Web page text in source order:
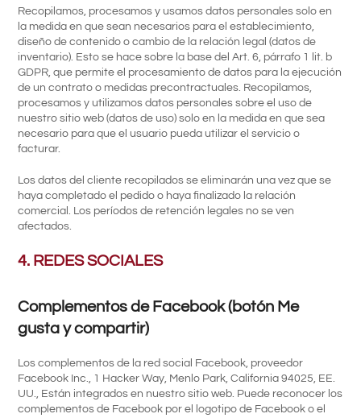
Recopilamos, procesamos y usamos datos personales solo en
la medida en que sean necesarios para el establecimiento,
diseño de contenido o cambio de la relación legal (datos de
inventario). Esto se hace sobre la base del Art. 6, párrafo 1 lit. b
GDPR, que permite el procesamiento de datos para la ejecución
de un contrato o medidas precontractuales. Recopilamos,
procesamos y utilizamos datos personales sobre el uso de
nuestro sitio web (datos de uso) solo en la medida en que sea
necesario para que el usuario pueda utilizar el servicio o
facturar.
Los datos del cliente recopilados se eliminarán una vez que se
haya completado el pedido o haya finalizado la relación
comercial. Los períodos de retención legales no se ven
afectados.
4. REDES SOCIALES
Complementos de Facebook (botón Me
gusta y compartir)
Los complementos de la red social Facebook, proveedor
Facebook Inc., 1 Hacker Way, Menlo Park, California 94025, EE.
UU., Están integrados en nuestro sitio web. Puede reconocer los
complementos de Facebook por el logotipo de Facebook o el